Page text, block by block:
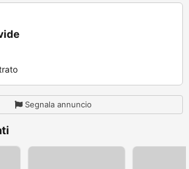
Segnala annuncio